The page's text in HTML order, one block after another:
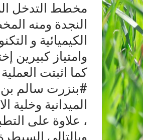
مخطط التدخل
النجدة ومنه
الكيميائية و
وامتياز كبيرين
كما اثبتت
#بنزرت سالم بن
الميدانية
، علاوة على
وبالتالي